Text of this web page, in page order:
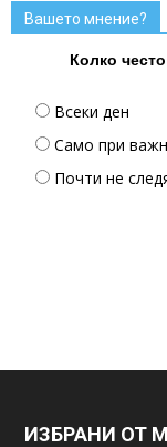
Вашето мнение?
Колко
Всеки ден
Само при
Почти не
ИЗБРАНИ ОТ